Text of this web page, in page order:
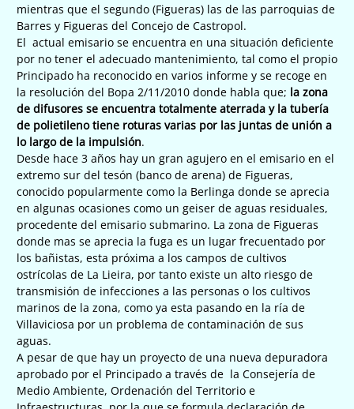
mientras que el segundo (Figueras) las de las parroquias de
Barres y Figueras del Concejo de Castropol.
El actual emisario se encuentra en una situación deficiente
por no tener el adecuado mantenimiento, tal como el propio
Principado ha reconocido en varios informe y se recoge en
la resolución del Bopa 2/11/2010 donde habla que; la zona
de difusores se encuentra totalmente aterrada y la tubería
de polietileno tiene roturas varias por las juntas de unión a
lo largo de la impulsión.
Desde hace 3 años hay un gran agujero en el emisario en el
extremo sur del tesón (banco de arena) de Figueras,
conocido popularmente como la Berlinga donde se aprecia
en algunas ocasiones como un geiser de aguas residuales,
procedente del emisario submarino. La zona de Figueras
donde mas se aprecia la fuga es un lugar frecuentado por
los bañistas, esta próxima a los campos de cultivos
ostrícolas de La Lieira, por tanto existe un alto riesgo de
transmisión de infecciones a las personas o los cultivos
marinos de la zona, como ya esta pasando en la ría de
Villaviciosa por un problema de contaminación de sus
aguas.
A pesar de que hay un proyecto de una nueva depuradora
aprobado por el Principado a través de la Consejería de
Medio Ambiente, Ordenación del Territorio e